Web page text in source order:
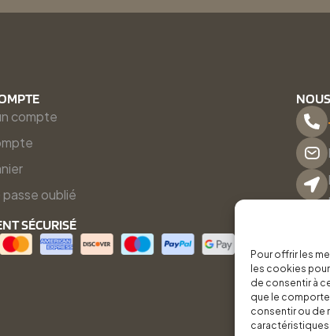
Pour offrir les
les cookies
de consentir à
que le
consentir ou de
compte
oublié
SÉCURISÉ